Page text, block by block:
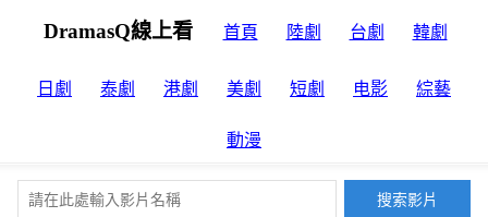
DramasQ線上看 首頁 陸劇 台劇 韓劇
日劇 泰劇 港劇 美劇 短劇 电影 綜藝
動漫